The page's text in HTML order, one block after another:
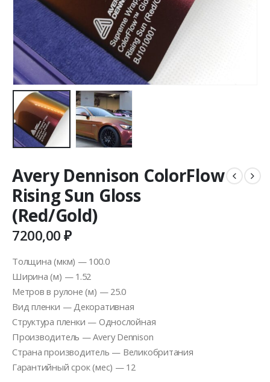
Avery Dennison ColorFlow
Rising Sun Gloss
(Red/Gold)
7200,00₽
Толщина (мкм) — 100.0
Ширина (м) — 1.52
Метров в рулоне (м) — 25.0
Вид пленки — Декоративная
Структура пленки — Однослойная
Производитель — Avery Dennison
Страна производитель — Великобритания
Гарантийный срок (мес) — 12